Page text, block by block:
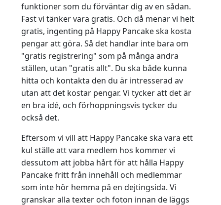
funktioner som du förväntar dig av en sådan.
Fast vi tänker vara gratis. Och då menar vi helt
gratis, ingenting på Happy Pancake ska kosta
pengar att göra. Så det handlar inte bara om
"gratis registrering" som på många andra
ställen, utan "gratis allt". Du ska både kunna
hitta och kontakta den du är intresserad av
utan att det kostar pengar. Vi tycker att det är
en bra idé, och förhoppningsvis tycker du
också det.
Eftersom vi vill att Happy Pancake ska vara ett
kul ställe att vara medlem hos kommer vi
dessutom att jobba hårt för att hålla Happy
Pancake fritt från innehåll och medlemmar
som inte hör hemma på en dejtingsida. Vi
granskar alla texter och foton innan de läggs